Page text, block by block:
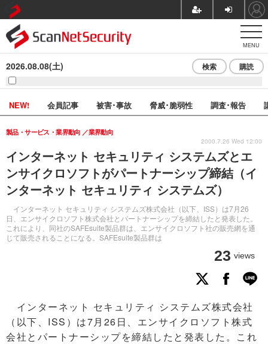
MENU
2026.08.08(土) 検索 購読
NEW! 会員記事 被害･事故 脅威･脆弱性 調査･報告
インターネット セキュリティ システムズとエ
ンサイクロソフトがパートナーシップ締結（イ
ンターネット セキュリティ システムズ）
インターネット セキュリティ システムズ株式会社（以下、ISS）は7月26
日、エンサイクロソフト株式会社とパートナーシップを締結したと発表した。
これにより、同社のSAFEsuite製品群は、エンサイクロソフト社の販売網を通
じて販売されることになる。SAFEsuite製品群は
製品・サービス・業界動向 業界動向
23 views
2000.7.26 Wed 12:00
インターネット セキュリティ システムズ株式会社
（以下、ISS）は7月26日、エンサイクロソフト株式
会社とパートナーシップを締結したと発表した。これ